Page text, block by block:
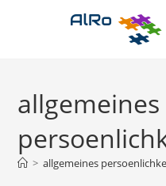
allgemeines
> allgemeines